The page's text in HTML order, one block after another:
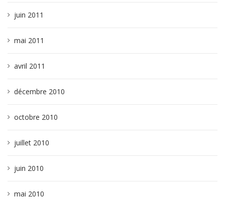
juin 2011
mai 2011
avril 2011
décembre 2010
octobre 2010
juillet 2010
juin 2010
mai 2010